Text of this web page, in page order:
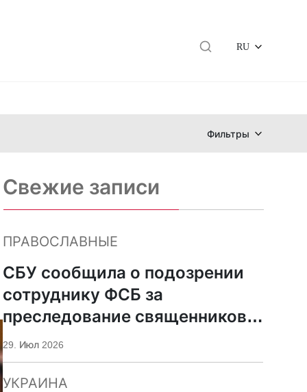
RU
Фильтры
Свежие записи
ПРАВОСЛАВНЫЕ
СБУ сообщила о подозрении
сотруднику ФСБ за
преследование священников
ПЦУ
29. Июл 2026
УКРАИНА